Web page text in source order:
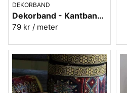
DEKORBAND
Dekorband - Kantband i textil Nr 93
79 kr / meter